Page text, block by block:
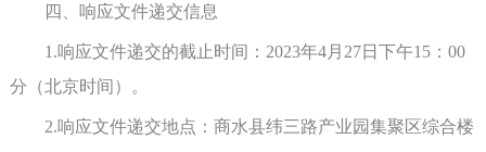
四、响应文件递交信息
1.响应文件递交的截止时间：2023年4月 27日下午15： 00
分（北京时间）。
2.响应文件递交地点：商水县纬三路产业园集聚区综合楼